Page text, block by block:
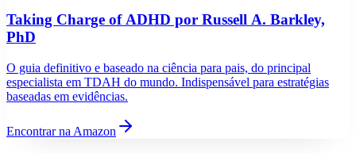
Taking Charge of ADHD por Russell A. Barkley,
PhD
O guia definitivo e baseado na ciência para pais, do principal
especialista em TDAH do mundo. Indispensável para estratégias
baseadas em evidências.
Encontrar na Amazon